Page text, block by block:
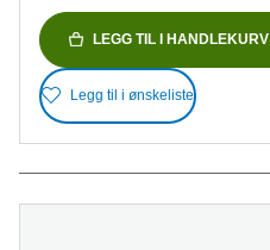
LEGG TIL I HANDLEKURV
Legg til i ønskeliste